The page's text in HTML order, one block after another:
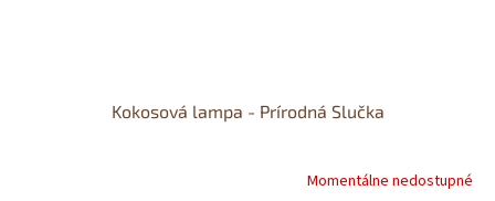
Kokosová lampa - Prírodná Slučka
Momentálne nedostupné